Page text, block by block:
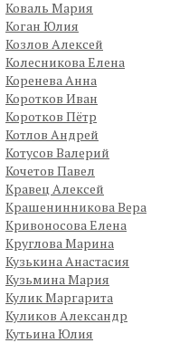
Коваль Мария
Коган Юлия
Козлов Алексей
Колесникова Елена
Коренева Анна
Коротков Иван
Коротков Пётр
Котлов Андрей
Котусов Валерий
Кочетов Павел
Кравец Алексей
Крашенинникова Вера
Кривоносова Елена
Круглова Марина
Кузькина Анастасия
Кузьмина Мария
Кулик Маргарита
Куликов Александр
Кутьина Юлия